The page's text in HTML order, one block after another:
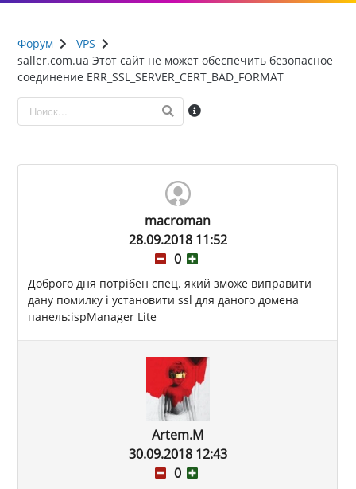
Форум
VPS
saller.com.ua Этот сайт не может обеспечить безопасное
соединение ERR_SSL_SERVER_CERT_BAD_FORMAT
macroman
28.09.2018 11:52
0
Доброго дня потрібен спец. який зможе виправити
дану помилку і установити ssl для даного домена
панель:ispManager Lite
Artem.M
30.09.2018 12:43
0